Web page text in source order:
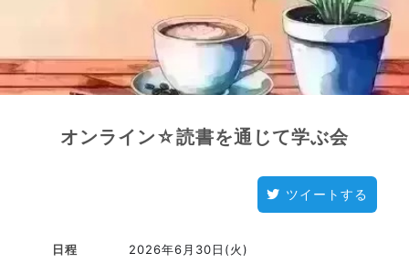
オンライン☆読書を通じて学ぶ会
ツイートする
日程 2026年6月30日(火)